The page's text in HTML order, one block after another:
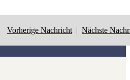
Vorherige Nachricht | Nächste